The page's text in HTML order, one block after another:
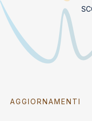
AGGIORNAMENTI